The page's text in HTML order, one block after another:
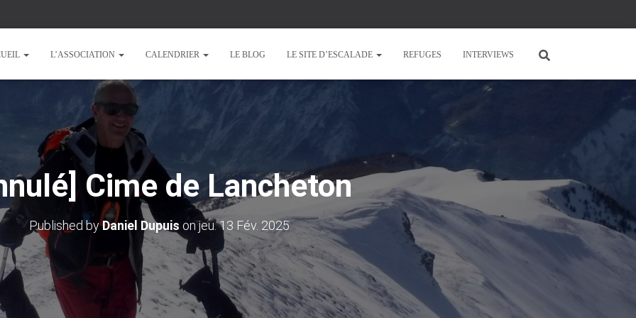
L’ASSOCIATION CALENDRIER LE BLOG LE SITE D’ESCALADE REFUGES INTERVIEWS
Cime de Lancheton
Published byDaniel Dupuis onjeu. 13 Fév. 2025